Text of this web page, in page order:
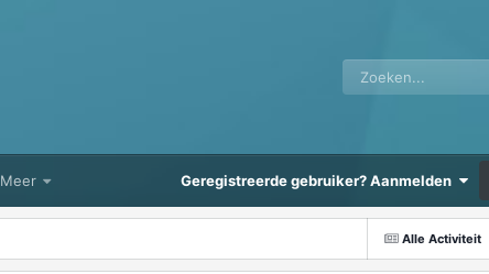
Meer Geregistreerde gebruiker? Aanmelden
Alle Activiteit